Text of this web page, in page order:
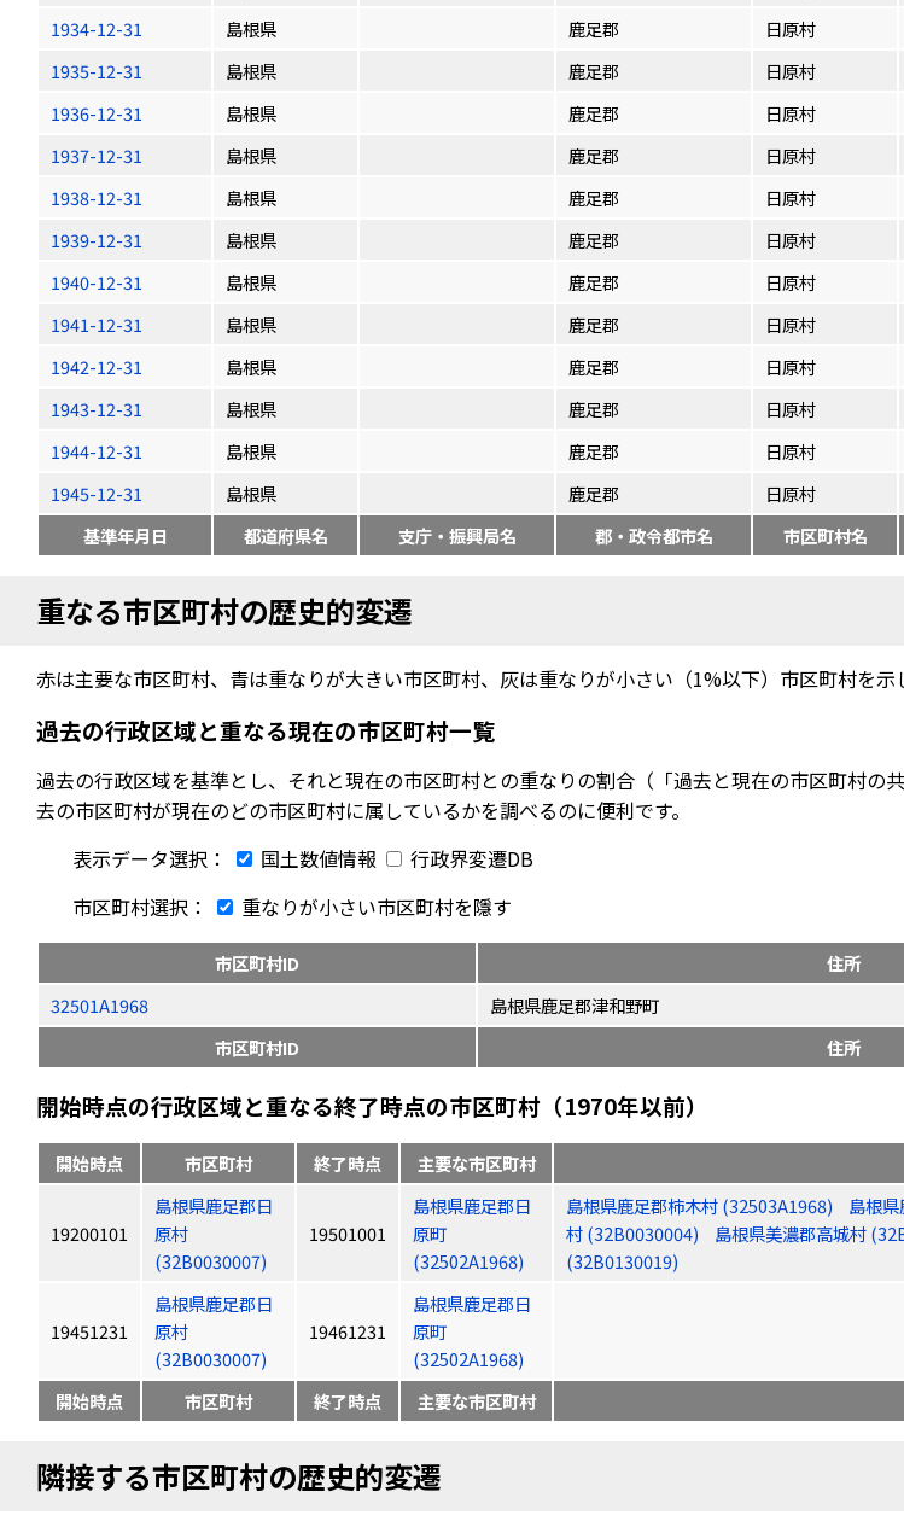
1934-12-31
島根県 鹿足郡 日原村
1935-12-31
島根県 鹿足郡 日原村
1936-12-31
島根県 鹿足郡 日原村
1937-12-31
島根県 鹿足郡 日原村
1938-12-31
島根県 鹿足郡 日原村
1939-12-31
島根県 鹿足郡 日原村
1940-12-31
島根県 鹿足郡 日原村
1941-12-31
島根県 鹿足郡 日原村
1942-12-31
島根県 鹿足郡 日原村
1943-12-31
島根県 鹿足郡 日原村
1944-12-31
島根県 鹿足郡 日原村
1945-12-31
島根県 鹿足郡 日原村
基準年月日
都道府県名 支庁・振興局名 郡・政令都市名 市区町村名
重なる市区町村の歴史的変遷
赤は主要な市区町村、青は重なりが大きい市区町村、灰は重なりが小さい（1%以下）市区町村を示
過去の行政区域と重なる現在の市区町村一覧
過去の行政区域を基準とし、それと現在の市区町村との重なりの割合（「過去と現在の市区町村
去の市区町村が現在のどの市区町村に属しているかを調べるのに便利です。
表示データ選択：
国土数値情報
行政界変遷DB
市区町村選択：
重なりが小さい市区町村を隱す
市区町村ID 住所
32501A1968
島根県鹿足郡津和野町
市区町村ID 住所
開始時点の行政区域と重なる終了時点の市区町村（1970年以前）
開始時点 市区町村 終了時点 主要な市区町村
19200101
島根県鹿足郡日
原村
(32B0030007)
19501001
島根県鹿足郡日
原町
(32502A1968)
島根県鹿足郡柿木村 (32503A1968) 島根
村 (32B0030004)
島根県美濃郡高城村
(32B0130019)
19451231
島根県鹿足郡日
原村
(32B0030007)
19461231
島根県鹿足郡日
原町
(32502A1968)
開始時点
市区町村 終了時点 主要な市区町村
隣接する市区町村の歴史的変遷